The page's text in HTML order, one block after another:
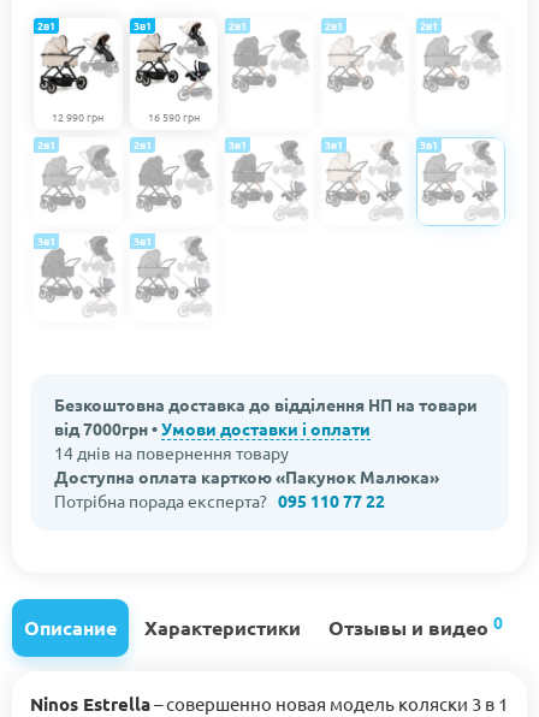
2в1 2в1 2в1
12 990 грн
2в1
2в1 2в1 3в1 3в1 3в1
3в1
16 590 грн
3в1
3в1
Безкоштовна доставка до відділення НП на товари
від 7000грн •Умови доставки і оплати
14 днів на повернення товару
Доступна оплата карткою «Пакунок Малюка»
Потрібна порада експерта? 095 110 77 22
Описание Характеристики Отзывы и видео 0
Ninos Estrella– совершенно новая модель коляски 3 в 1